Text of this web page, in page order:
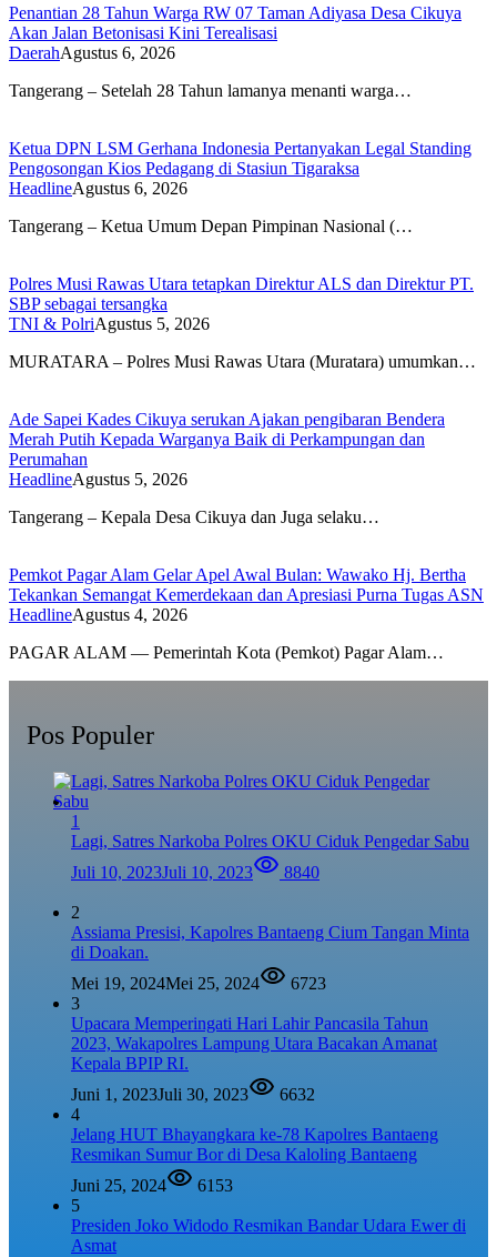
Penantian 28 Tahun Warga RW 07 Taman Adiyasa Desa Cikuya
Akan Jalan Betonisasi Kini Terealisasi
DaerahAgustus 6, 2026
Tangerang – Setelah 28 Tahun lamanya menanti warga…
Ketua DPN LSM Gerhana Indonesia Pertanyakan Legal Standing
Pengosongan Kios Pedagang di Stasiun Tigaraksa
HeadlineAgustus 6, 2026
Tangerang – Ketua Umum Depan Pimpinan Nasional (…
Polres Musi Rawas Utara tetapkan Direktur ALS dan Direktur PT.
SBP sebagai tersangka
TNI & PolriAgustus 5, 2026
MURATARA – Polres Musi Rawas Utara (Muratara) umumkan…
Ade Sapei Kades Cikuya serukan Ajakan pengibaran Bendera
Merah Putih Kepada Warganya Baik di Perkampungan dan
Perumahan
HeadlineAgustus 5, 2026
Tangerang – Kepala Desa Cikuya dan Juga selaku…
Pemkot Pagar Alam Gelar Apel Awal Bulan: Wawako Hj. Bertha
Tekankan Semangat Kemerdekaan dan Apresiasi Purna Tugas ASN
HeadlineAgustus 4, 2026
PAGAR ALAM — Pemerintah Kota (Pemkot) Pagar Alam…
Pos Populer
1
Lagi, Satres Narkoba Polres OKU Ciduk Pengedar Sabu
Juli 10, 2023Juli 10, 2023 8840
2
Assiama Presisi, Kapolres Bantaeng Cium Tangan Minta
di Doakan.
Mei 19, 2024Mei 25, 2024
6723
3
Upacara Memperingati Hari Lahir Pancasila Tahun
2023, Wakapolres Lampung Utara Bacakan Amanat
Kepala BPIP RI.
Juni 1, 2023Juli 30, 2023
6632
4
Jelang HUT Bhayangkara ke-78 Kapolres Bantaeng
Resmikan Sumur Bor di Desa Kaloling Bantaeng
Juni 25, 2024
6153
5
Presiden Joko Widodo Resmikan Bandar Udara Ewer di
Asmat